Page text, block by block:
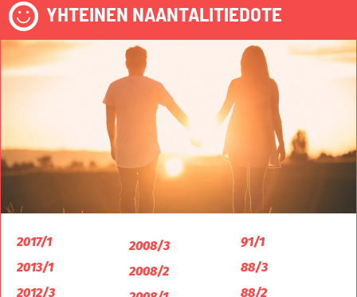
YHTEINEN NAANTALITIEDOTE
2017/1
2013/1
2012/3
2008/3
2008/2
91/1
88/3
88/2